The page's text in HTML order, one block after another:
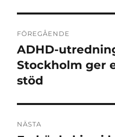
FÖREGÅENDE
Föregående
inlägg:
ADHD-
Stockholm ger
stöd
NÄSTA